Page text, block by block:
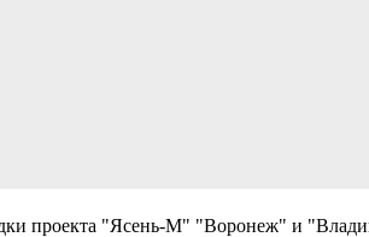
проекта "Ясень-М" "Воронеж" и